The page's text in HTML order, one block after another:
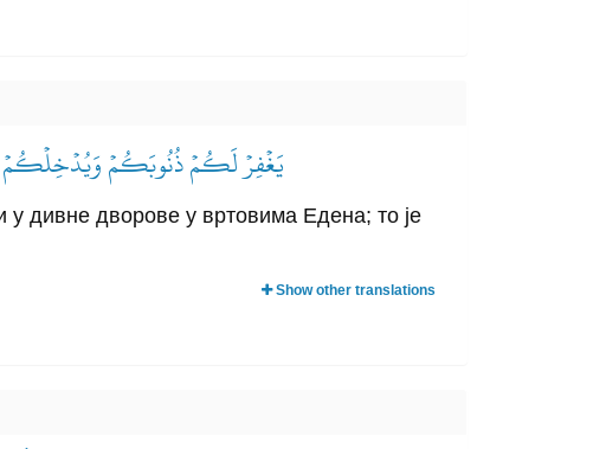
يَغۡفِرۡ لَكُمۡ ذُنُوبَكُمۡ وَيُدۡخِلۡكُمۡ
у дивне дворове у вртовима Едена; то је
Show other translations